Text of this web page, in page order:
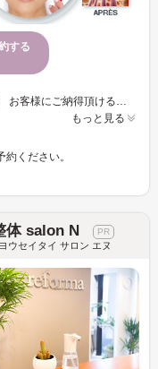
する
【癒やされる空間はお客様だけのものです。】 お客様にご納得頂ける結果にこだわるエステサロンLACOPINE -ラコピィン-。多くのエステティックサロンで選ばれているギノー化粧品を、ぜひあなたの肌でお確かめください。サロンは完全予約制、お客様一人ひとりのプライベートな時間と空間を大切にするサロンです。 ギノーは女性の美しさを追求するフランスのエステティックブランドです。ギノーの大きな特徴は結果にこだわった独自の化粧品を展開している点です。化粧品の効果を最大限に発揮する為に、オリジナル美容機器と化粧品のコラボレーションによって世界中の女性に美を提供し高く評価されています。 渡辺橋駅から徒歩4分、21時まで営業しているので、お客様のご予定にあわせてお越しいただけます。是非【LACOPINE】で癒やしと美のひと時をお過ごしください。
もっと見る
ください。
体 salon N
ウセイタイ サロン エヌ